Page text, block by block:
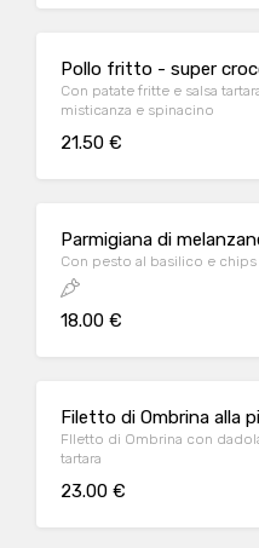
Pollo fritto - super
Con patate fritte e salsa
misticanza e spinacino
21.50 €
Parmigiana di
Con pesto al basilico e
18.00 €
Filetto di Ombrina alla
FIletto di Ombrina con
tartara
23.00 €